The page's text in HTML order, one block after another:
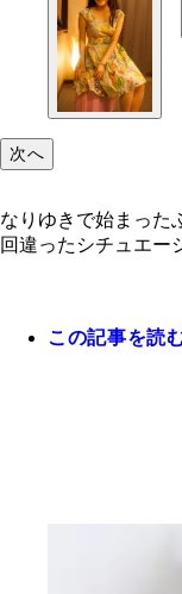
次へ
なりゆきで始まった
回違ったシチュエー
この記事を読